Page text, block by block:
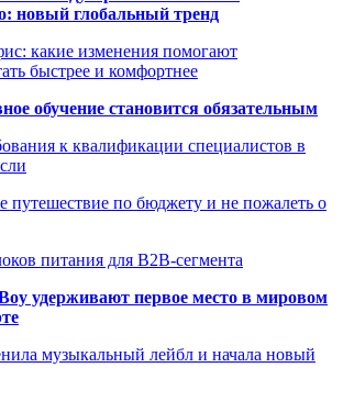
новый глобальный тренд
какие изменения помогают
быстрее и комфортнее
обучение становится обязательным
к квалификации специалистов в
путешествие по бюджету и не пожалеть о
питания для B2B-сегмента
удерживают первое место в мировом
музыкальный лейбл и начала новый